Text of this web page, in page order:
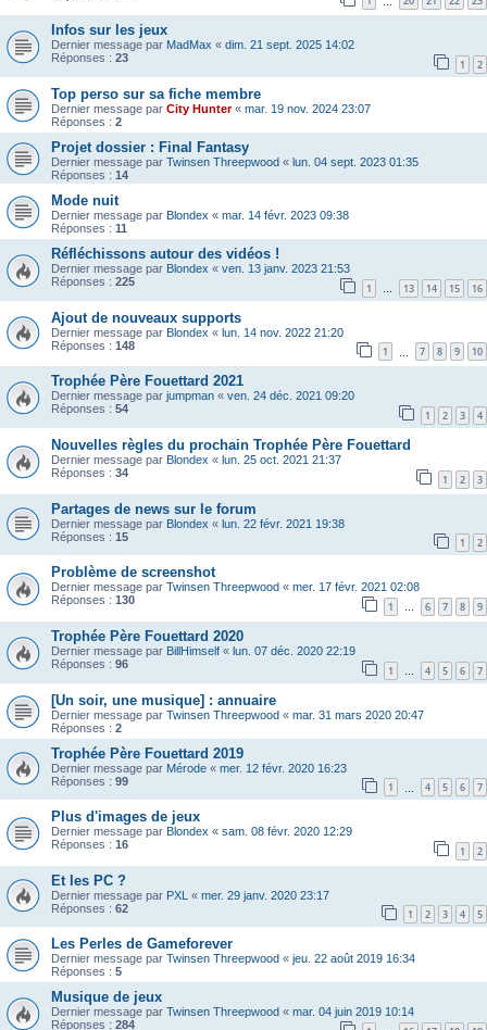
Infos sur les jeux
Dernier message par MadMax « dim. 21 sept. 2025 14:02
Réponses : 23 1 2
Top perso sur sa fiche membre
Dernier message par City Hunter« mar. 19 nov. 2024 23:07
Réponses : 2
Projet dossier : Final Fantasy
Dernier message par Twinsen Threepwood « lun. 04 sept. 2023 01:35
Réponses : 14
Mode nuit
Dernier message par Blondex « mar. 14 févr. 2023 09:38
Réponses : 11
Réfléchissons autour des vidéos !
Dernier message par Blondex « ven. 13 janv. 2023 21:53
Réponses : 225 1 … 13 14 15 16
Ajout de nouveaux supports
Dernier message par Blondex « lun. 14 nov. 2022 21:20
Réponses : 148 1 7 8 9 10
Trophée Père Fouettard 2021
Dernier message par jumpman « ven. 24 déc. 2021 09:20
Réponses : 54 1 2 3 4
Nouvelles règles du prochain Trophée Père Fouettard
Dernier message par Blondex « lun. 25 oct. 2021 21:37
Réponses : 34 1 2 3
Partages de news sur le forum
Dernier message par Blondex « lun. 22 févr. 2021 19:38
Réponses : 15 1 2
Problème de screenshot
Dernier message par Twinsen Threepwood « mer. 17 févr. 2021 02:08
Réponses : 130 1 … 6 7 8 9
Trophée Père Fouettard 2020
Dernier message par BillHimself « lun. 07 déc. 2020 22:19
Réponses : 96 1 … 4 5 6 7
[Un soir, une musique] : annuaire
Dernier message par Twinsen Threepwood « mar. 31 mars 2020 20:47
Réponses : 2
Trophée Père Fouettard 2019
Dernier message par Mérode « mer. 12 févr. 2020 16:23
Réponses : 99 1 4 5 6 7
Plus d'images de jeux
Dernier message par Blondex « sam. 08 févr. 2020 12:29
Réponses : 16 1 2
Et les PC ?
Dernier message par PXL « mer. 29 janv. 2020 23:17
Réponses : 62 1 2 3 4 5
Les Perles de Gameforever
Dernier message par Twinsen Threepwood « jeu. 22 août 2019 16:34
Réponses : 5
Musique de jeux
Dernier message par Twinsen Threepwood « mar. 04 juin 2019 10:14
Réponses : 284